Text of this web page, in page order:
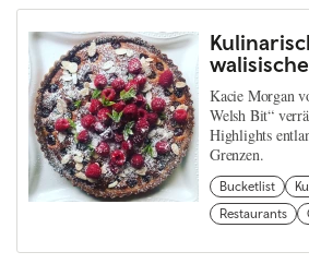
Kacie Morgan
Welsh Bit“
Highlights
Grenzen.
Bucketlist
Restaurants